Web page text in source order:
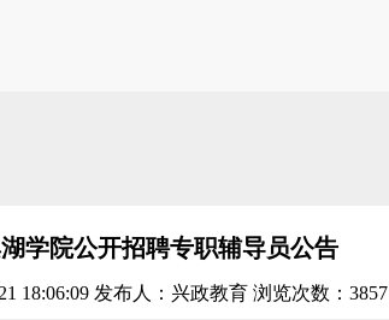
学院公开招聘专职辅导员公告
18:06:09 发布人：兴政教育 浏览次数：3857